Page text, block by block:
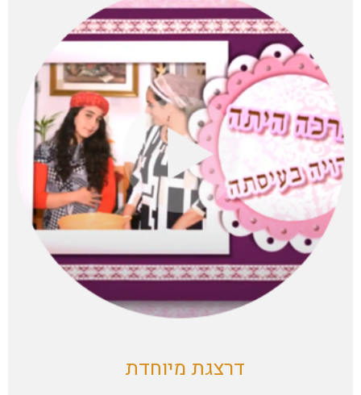
דרצגת מיוחדת